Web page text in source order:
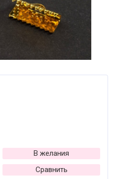
В желания
Сравнить